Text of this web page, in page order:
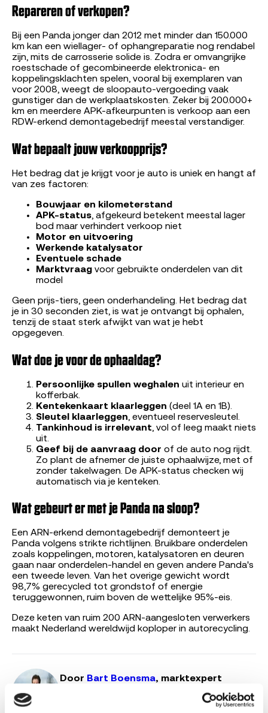
Repareren of verkopen?
Bij een Panda jonger dan 2012 met minder dan 150.000
km kan een wiellager- of ophangreparatie nog rendabel
zijn, mits de carrosserie solide is. Zodra er omvangrijke
roestschade of gecombineerde elektronica- en
koppelingsklachten spelen, vooral bij exemplaren van
voor 2008, weegt de sloopauto-vergoeding vaak
gunstiger dan de werkplaatskosten. Zeker bij 200.000+
km en meerdere APK-afkeurpunten is verkoop aan een
RDW-erkend demontagebedrijf meestal verstandiger.
Wat bepaalt jouw verkoopprijs?
Het bedrag dat je krijgt voor je auto is uniek en hangt af
van zes factoren:
Bouwjaar en kilometerstand
APK-status, afgekeurd betekent meestal lager
bod maar verhindert verkoop niet
Motor en uitvoering
Werkende katalysator
Eventuele schade
Marktvraag voor gebruikte onderdelen van dit
model
Geen prijs-tiers, geen onderhandeling. Het bedrag dat
je in 30 seconden ziet, is wat je ontvangt bij ophalen,
tenzij de staat sterk afwijkt van wat je hebt
opgegeven.
Wat doe je voor de ophaaldag?
Persoonlijke spullen weghalen uit interieur en
kofferbak.
Kentekenkaart klaarleggen (deel 1A en 1B).
Sleutel klaarleggen, eventueel reservesleutel.
Tankinhoud is irrelevant, vol of leeg maakt niets
uit.
Geef bij de aanvraag door of de auto nog rijdt.
Zo plant de afnemer de juiste ophaalwijze, met of
zonder takelwagen. De APK-status checken wij
automatisch via je kenteken.
Wat gebeurt er met je Panda na sloop?
Een ARN-erkend demontagebedrijf demonteert je
Panda volgens strikte richtlijnen. Bruikbare onderdelen
zoals koppelingen, motoren, katalysatoren en deuren
gaan naar onderdelen-handel en geven andere Panda's
een tweede leven. Van het overige gewicht wordt
98,7% gerecycled tot grondstof of energie
teruggewonnen, ruim boven de wettelijke 95%-eis.
Deze keten van ruim 200 ARN-aangesloten verwerkers
maakt Nederland wereldwijd koploper in autorecycling.
Door Bart Boensma, marktexpert
AI-gegenereerde content, gevalideerd doorBart